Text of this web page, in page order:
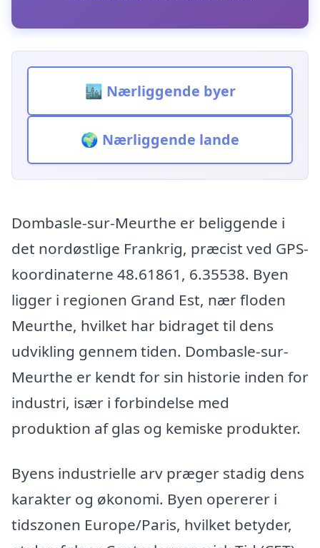
🏙️ Nærliggende byer
🌍 Nærliggende lande
Dombasle-sur-Meurthe er beliggende i
det nordøstlige Frankrig, præcist ved GPS-
koordinaterne 48.61861, 6.35538. Byen
ligger i regionen Grand Est, nær floden
Meurthe, hvilket har bidraget til dens
udvikling gennem tiden. Dombasle-sur-
Meurthe er kendt for sin historie inden for
industri, især i forbindelse med
produktion af glas og kemiske produkter.
Byens industrielle arv præger stadig dens
karakter og økonomi. Byen opererer i
tidszonen Europe/Paris, hvilket betyder,